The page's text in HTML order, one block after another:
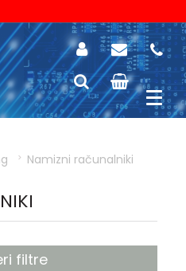
Namizni računalniki
filtre